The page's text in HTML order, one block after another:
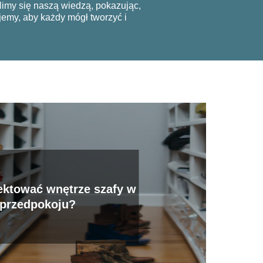
się naszą wiedzą, pokazując,
aby każdy mógł tworzyć i
wnętrze szafy w